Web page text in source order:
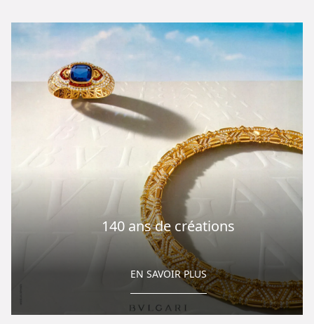
140 ans de créations
EN SAVOIR PLUS